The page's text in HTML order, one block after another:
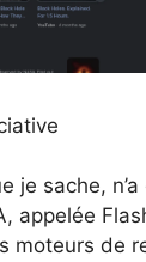
je sache, n’a
appelée
moteurs de